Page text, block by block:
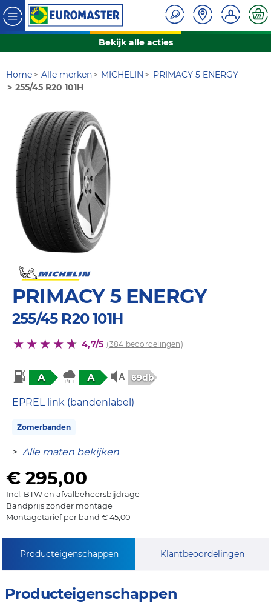
Bekijk alle acties
Home Alle merken MICHELIN
PRIMACY 5 ENERGY
255/45 R20 101H
PRIMACY 5 ENERGY
255/45 R20 101H
4,7/5 (384 beoordelingen)
A A 69db
EPREL link (bandenlabel)
Zomerbanden
> Alle maten bekijken
€ 295,00
Incl. BTW en afvalbeheersbijdrage
Bandprijs zonder montage
Montagetarief per band € 45,00
Producteigenschappen Klantbeoordelingen
Producteigenschappen